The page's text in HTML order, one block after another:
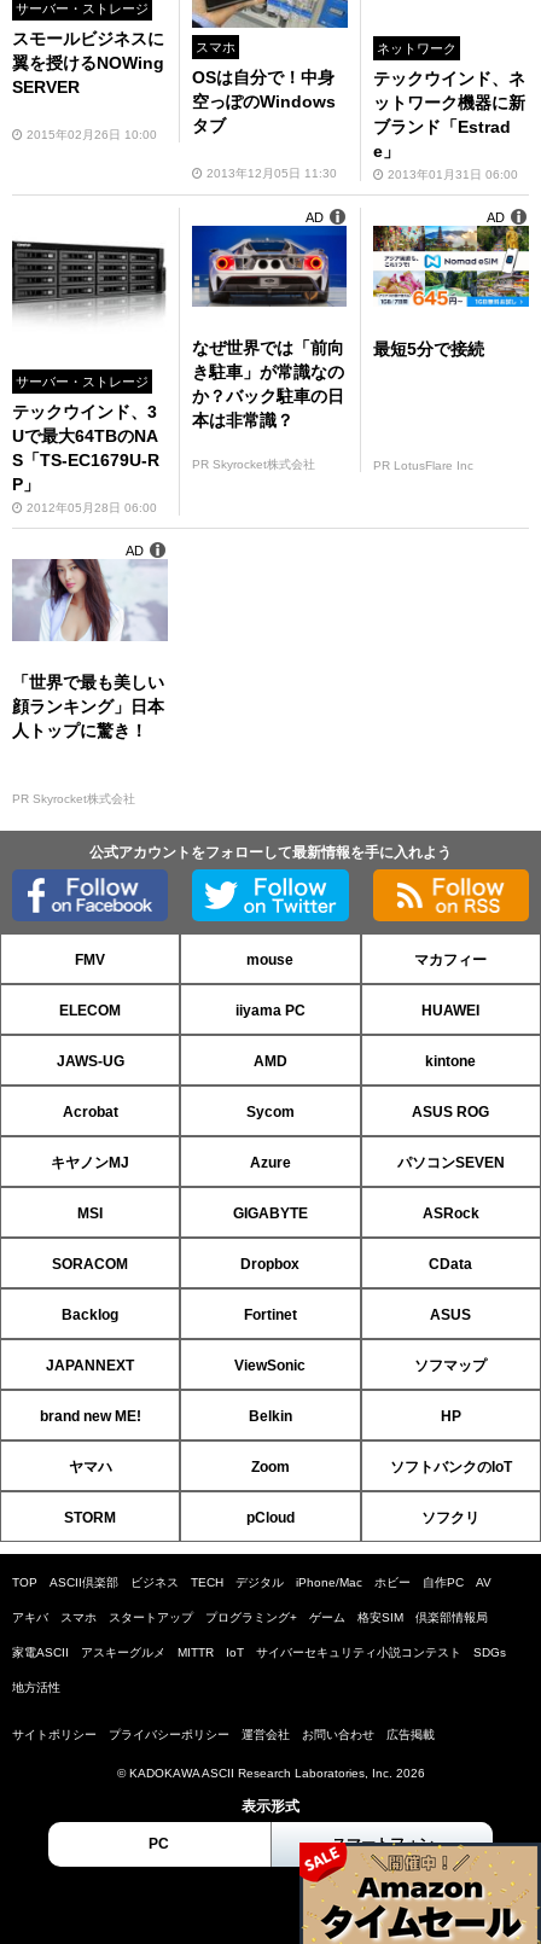
サーバー・ストレージ
スモールビジネスに
翼を授けるNOWing
SERVER
2015年02月26日 10:00
スマホ
OSは自分で！中身
空っぽのWindows
タブ
2013年12月05日 11:30
ネットワーク
テックウインド、ネ
ットワーク機器に新
ブランド「Estrad
e」
2013年01月31日 06:00
サーバー・ストレージ
テックウインド、3
Uで最大64TBのNA
S「TS-EC1679U-R
P」
2012年05月28日 06:00
なぜ世界では「前向
き駐車」が常識なの
か？バック駐車の日
本は非常識？
PR Skyrocket株式会社
AD
最短5分で接続
PR LotusFlare Inc
AD
「世界で最も美しい
顔ランキング」日本
人トップに驚き！
PR Skyrocket株式会社
AD
公式アカウントをフォローして最新情報を手に入れよう
FMV mouse マカフィー
ELECOM iiyama PC HUAWEI
JAWS-UG AMD kintone
Acrobat Sycom ASUS ROG
キヤノンMJ Azure パソコンSEVEN
MSI GIGABYTE ASRock
SORACOM Dropbox CData
Backlog Fortinet ASUS
JAPANNEXT ViewSonic ソフマップ
brand new ME! Belkin HP
ヤマハ Zoom ソフトバンクのIoT
STORM pCloud ソフクリ
TOP ASCII倶楽部 ビジネス TECH デジタル iPhone/Mac ホビー 自作PC AV
アキバ スマホ スタートアップ プログラミング+ ゲーム 格安SIM 倶楽部情報局
家電ASCII アスキーグルメ MITTR IoT サイバーセキュリティ小説コンテスト SDGs
地方活性
サイトポリシー プライバシーポリシー 運営会社 お問い合わせ 広告掲載
© KADOKAWA ASCII Research Laboratories, Inc. 2026
表示形式
PC スマートフォン